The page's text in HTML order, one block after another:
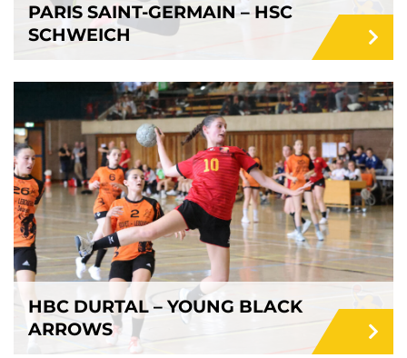
PARIS SAINT-GERMAIN – HSC
SCHWEICH
HBC DURTAL – YOUNG BLACK
ARROWS